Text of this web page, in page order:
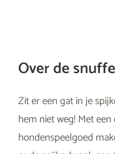
Over de
Zit er een gat in je
hem niet weg! Met
hondenspeelgoed